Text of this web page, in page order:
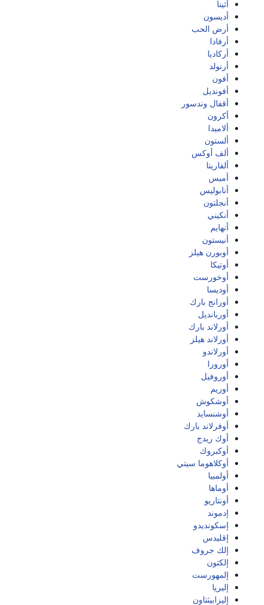
أثينا
أديسون
أرض الحب
أرفادا
أركاديا
أرنولد
أفون
أفونديل
أقفال وندسور
أكرون
ألاميدا
ألستون
ألف أوكس
ألفاريتا
أميس
أنابوليس
أنجلتون
أنكيني
أنهايم
أنيستون
أوبورن هيلز
أوتيكا
أوخورست
أوديسا
أورانج بارك
أوربانديل
أورلاند بارك
أورلاند هيلز
أورلاندو
أورورا
أوروفيل
أوريم
أوشكوش
أوشنسايد
أوفرلاند بارك
أوك ريدج
أوكبروك
أوكلاهوما سيتي
أولمبيا
أوماها
أونتاريو
إدموند
إسكونديدو
إقليدس
إلك جروف
إلكتون
إلمهورست
إليريا
إليزابيثتاون